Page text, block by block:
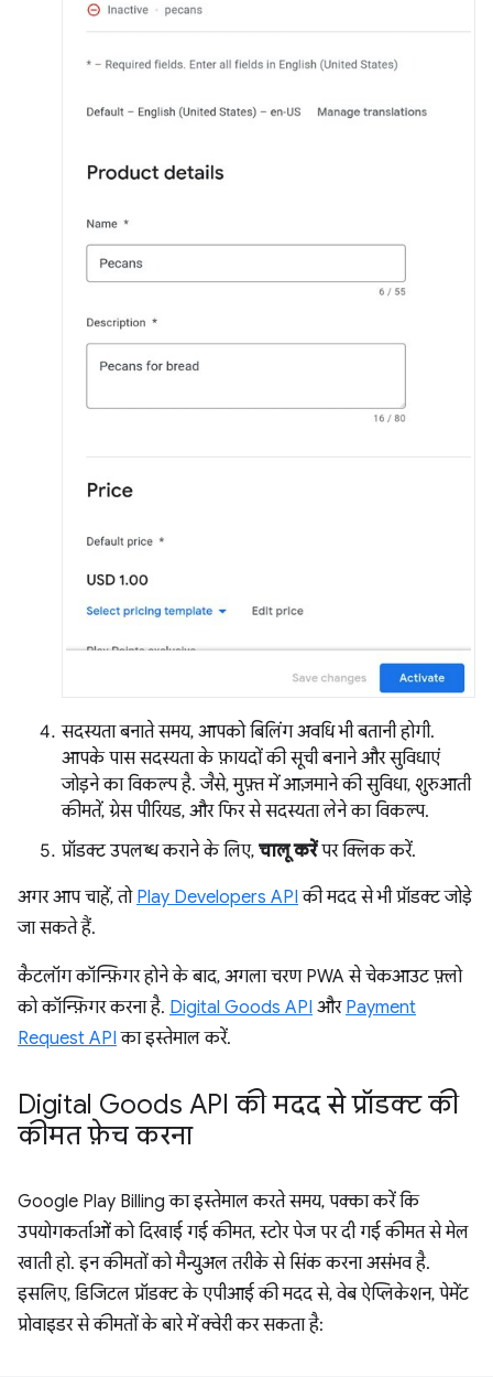
सदस्यता बनाते समय, आपको बिलिंग अवधि भी बतानी होगी.
आपके पास सदस्यता के फ़ायदों की सूची बनाने और सुविधाएं
जोड़ने का विकल्प है. जैसे, मुफ़्त में आज़माने की सुविधा, शुरुआती
कीमतें, ग्रेस पीरियड, और फिर से सदस्यता लेने का विकल्प.
प्रॉडक्ट उपलब्ध कराने के लिए, चालू करेंपर क्लिक करें.
अगर आप चाहें, तो Play Developers API की मदद से भी प्रॉडक्ट जोड़े
जा सकते हैं.
कैटलॉग कॉन्फ़िगर होने के बाद, अगला चरण PWA से चेकआउट फ़्लो
को कॉन्फ़िगर करना है. Digital Goods API और Payment
Request API का इस्तेमाल करें.
Digital Goods API की मदद से प्रॉडक्ट की
कीमत फ़ेच करना
Google Play Billing का इस्तेमाल करते समय, पक्का करें कि
उपयोगकर्ताओं को दिखाई गई कीमत, स्टोर पेज पर दी गई कीमत से मेल
खाती हो. इन कीमतों को मैन्युअल तरीके से सिंक करना असंभव है.
इसलिए, डिजिटल प्रॉडक्ट के एपीआई की मदद से, वेब ऐप्लिकेशन, पेमेंट
प्रोवाइडर से कीमतों के बारे में क्वेरी कर सकता है: